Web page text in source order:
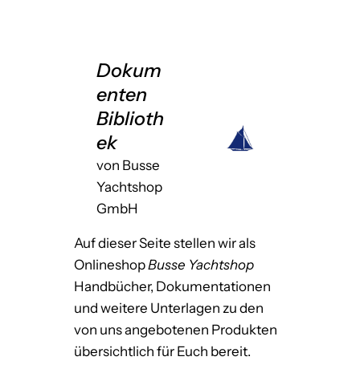
Dokum
enten
Biblioth
ek
von Busse
Yachtshop
GmbH
Auf dieser Seite stellen wir als
OnlineshopBusse Yachtshop
Handbücher, Dokumentationen
und weitere Unterlagen zu den
von uns angebotenen Produkten
übersichtlich für Euch bereit.